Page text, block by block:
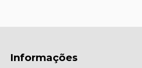
Informações